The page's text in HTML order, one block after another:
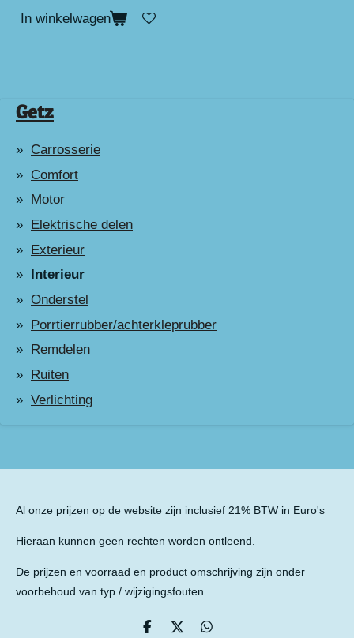
In winkelwagen
Getz
Carrosserie
Comfort
Motor
Elektrische delen
Exterieur
Interieur
Onderstel
Porrtierrubber/achterkleprubber
Remdelen
Ruiten
Verlichting
Al onze prijzen op de website zijn inclusief 21% BTW in Euro's
Hieraan kunnen geen rechten worden ontleend.
De prijzen en voorraad en product omschrijving zijn onder
voorbehoud van typ / wijzigingsfouten.
D D D